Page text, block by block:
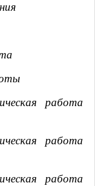
работа
работа
работа